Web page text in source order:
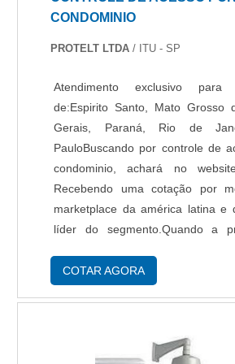
CONDOMINIO
PROTELT LTDA / ITU - SP
Atendimento exclusivo
de:Espirito Santo, Mato Grosso
Gerais, Paraná, Rio de
PauloBuscando por controle de
condominio, achará no
Recebendo uma cotação por
marketplace da américa latina e
líder do segmento.Quando a
com os profissionais da Protelt
CONTROLE DE ACESSO
COTAR AGORA